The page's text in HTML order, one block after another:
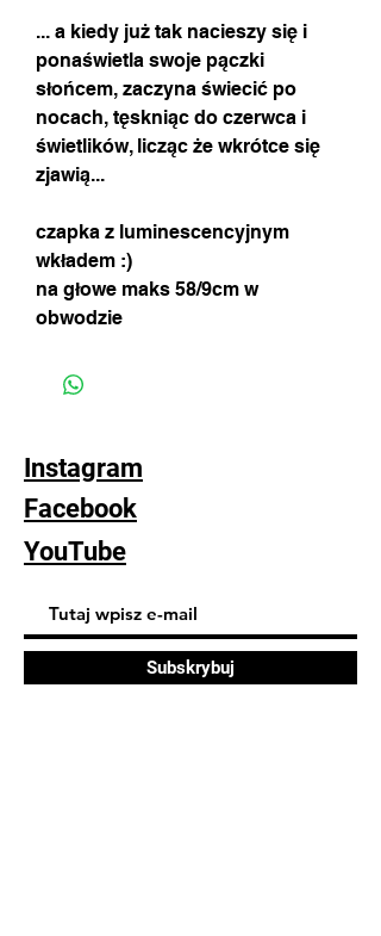
... a kiedy już tak nacieszy się i
ponaświetla swoje pączki
słońcem, zaczyna świecić po
nocach, tęskniąc do czerwca i
świetlików, licząc że wkrótce się
zjawią...
czapka z luminescencyjnym
wkładem :)
na głowe maks 58/9cm w
obwodzie
Instagram
Facebook
YouTube
Subskrybuj